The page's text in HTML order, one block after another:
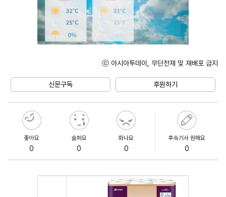
ⓒ 아시아투데이, 무단전재 및 재배포 금지
신문구독 후원하기
좋아요
0
슬퍼요
0
화나요
0
후속기사 원해요
0